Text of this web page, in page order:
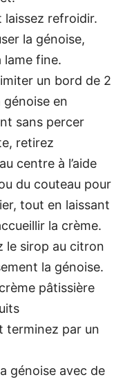
laissez refroidir.
la génoise,
lame fine.
un bord de 2
en
sans percer
retirez
centre à l’aide
du couteau pour
tout en laissant
la crème.
le sirop au citron
la génoise.
pâtissière
terminez par un
génoise avec de